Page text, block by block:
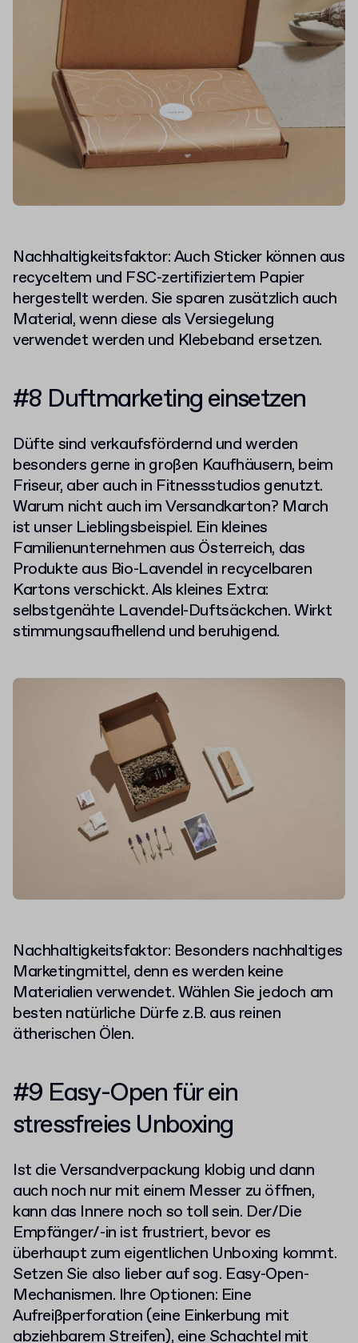
Nachhaltigkeitsfaktor: Auch Sticker können aus
recyceltem und FSC-zertifiziertem Papier
hergestellt werden. Sie sparen zusätzlich auch
Material, wenn diese als Versiegelung
verwendet werden und Klebeband ersetzen.
#8 Duftmarketing einsetzen
Düfte sind verkaufsfördernd und werden
besonders gerne in großen Kaufhäusern, beim
Friseur, aber auch in Fitnessstudios genutzt.
Warum nicht auch im Versandkarton? March
ist unser Lieblingsbeispiel. Ein kleines
Familienunternehmen aus Österreich, das
Produkte aus Bio-Lavendel in recycelbaren
Kartons verschickt. Als kleines Extra:
selbstgenähte Lavendel-Duftsäckchen. Wirkt
stimmungsaufhellend und beruhigend.
Nachhaltigkeitsfaktor: Besonders nachhaltiges
Marketingmittel, denn es werden keine
Materialien verwendet. Wählen Sie jedoch am
besten natürliche Dürfe z.B. aus reinen
ätherischen Ölen.
#9 Easy-Open für ein
stressfreies Unboxing
Ist die Versandverpackung klobig und dann
auch noch nur mit einem Messer zu öffnen,
kann das Innere noch so toll sein. Der/Die
Empfänger/-in ist frustriert, bevor es
überhaupt zum eigentlichen Unboxing kommt.
Setzen Sie also lieber auf sog. Easy-Open-
Mechanismen. Ihre Optionen: Eine
Aufreißperforation (eine Einkerbung mit
abziehbarem Streifen), eine Schachtel mit